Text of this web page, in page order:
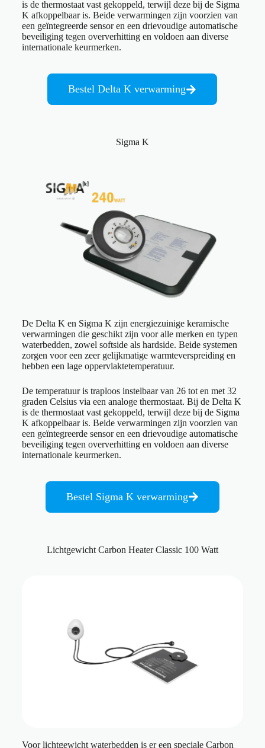
is de thermostaat vast gekoppeld, terwijl deze bij de Sigma
K afkoppelbaar is. Beide verwarmingen zijn voorzien van
een geïntegreerde sensor en een drievoudige automatische
beveiliging tegen oververhitting en voldoen aan diverse
internationale keurmerken.
Bestel Delta K verwarming
Sigma K
De Delta K en Sigma K zijn energiezuinige keramische
verwarmingen die geschikt zijn voor alle merken en typen
waterbedden, zowel softside als hardside. Beide systemen
zorgen voor een zeer gelijkmatige warmteverspreiding en
hebben een lage oppervlaktetemperatuur.
De temperatuur is traploos instelbaar van 26 tot en met 32
graden Celsius via een analoge thermostaat. Bij de Delta K
is de thermostaat vast gekoppeld, terwijl deze bij de Sigma
K afkoppelbaar is. Beide verwarmingen zijn voorzien van
een geïntegreerde sensor en een drievoudige automatische
beveiliging tegen oververhitting en voldoen aan diverse
internationale keurmerken.
Bestel Sigma K verwarming
Lichtgewicht Carbon Heater Classic 100 Watt
Voor lichtgewicht waterbedden is er een speciale Carbon